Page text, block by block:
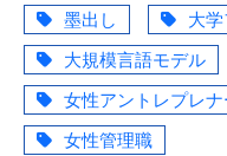
墨出し
大
大規模言語モデル
女性アントレプレ
女性管理職